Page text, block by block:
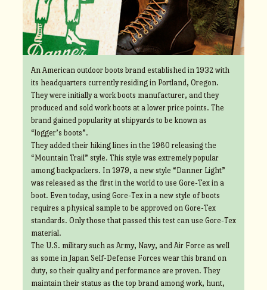
An American outdoor boots brand established in 1932 with
its headquarters currently residing in Portland, Oregon.
They were initially a work boots manufacturer, and they
produced and sold work boots at a lower price points. The
brand gained popularity at shipyards to be known as
“logger’s boots”.
They added their hiking lines in the 1960 releasing the
“Mountain Trail” style. This style was extremely popular
among backpackers. In 1979, a new style “Danner Light”
was released as the first in the world to use Gore-Tex in a
boot. Even today, using Gore-Tex in a new style of boots
requires a physical sample to be approved on Gore-Tex
standards. Only those that passed this test can use Gore-Tex
material.
The U.S. military such as Army, Navy, and Air Force as well
as some in Japan Self-Defense Forces wear this brand on
duty, so their quality and performance are proven. They
maintain their status as the top brand among work, hunt,